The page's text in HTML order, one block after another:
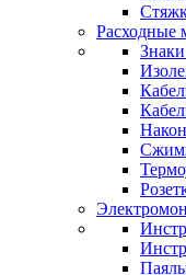
Расходные